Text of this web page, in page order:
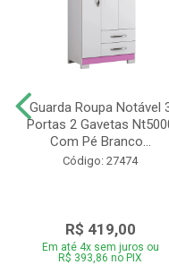
Guarda Roupa Notável
Portas 2 Gavetas
Com Pé Branco...
Código: 27474
R$ 419,00
Em até 4x sem juros ou
R$ 393,86 no PIX